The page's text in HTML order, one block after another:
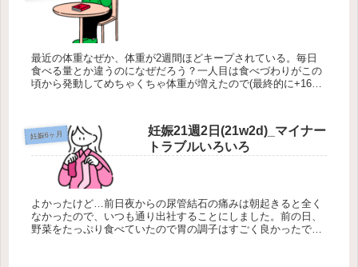
最近の体重なぜか、体重が2週間ほどキープされている。毎日
食べる量とか違うのになぜだろう？一人目は食べづわりがこの
頃から発動してめちゃくちゃ体重が増えたので(最終的に+16kg)
妊娠6ヶ月
妊娠21週2日(21w2d)_マイナー
トラブルいろいろ
よかったけど…前日夜からの尿管結石の痛みは朝起きると全く
なかったので、いつも通り出社することにしました。前の日、
野菜をたっぷり食べていたので胃の調子はすごく良かったで